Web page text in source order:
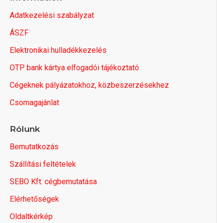
Adatkezelési szabályzat
ÁSZF
Elektronikai hulladékkezelés
OTP bank kártya elfogadói tájékoztató
Cégeknek pályázatokhoz, közbeszerzésekhez
Csomagajánlat
Rólunk
Bemutatkozás
Szállítási feltételek
SEBO Kft. cégbemutatása
Elérhetőségek
Oldaltkérkép